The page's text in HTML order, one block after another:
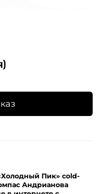
Пик» cold-
Андрианова